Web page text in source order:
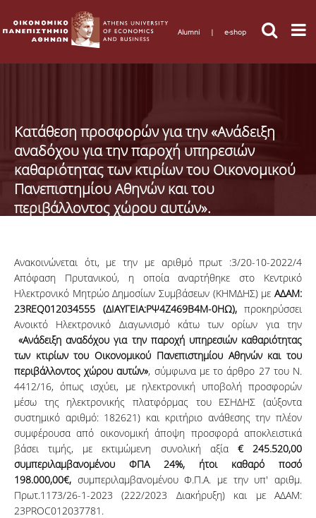
Alumni | e-shop
Κατάθεση προσφορών για την «Ανάδειξη
αναδόχου για την παροχή υπηρεσιών
καθαριότητας των κτιρίων του Οικονομικού
Πανεπιστημίου Αθηνών και του
περιβάλλοντος χώρου αυτών».
Ανακοινώνεται ότι, με την με αριθμό πρωτ :3/20-10-2022/4
Απόφαση Πρυτανικού, η οποία αναρτήθηκε στο Κεντρικό
Ηλεκτρονικό Μητρώο Δημοσίων Συμβάσεων (ΚΗΜΔΗΣ) με ΑΔΑΜ:
23REQ012034555 (ΔΙΑΥΓΕΙΑ:ΡΨ4Ζ469Β4Μ-0ΗΩ),προκηρύσσει
Ανοικτό Ηλεκτρονικό Διαγωνισμό κάτω των ορίων για την
«Ανάδειξη αναδόχου για την παροχή υπηρεσιών καθαριότητας
των κτιρίων του Οικονομικού Πανεπιστημίου Αθηνών και του
περιβάλλοντος χώρου αυτών», σύμφωνα με το άρθρο 27 του Ν.
4412/16, όπως ισχύει, με ηλεκτρονική υποβολή προσφορών
μέσω της ηλεκτρονικής πλατφόρμας του ΕΣΗΔΗΣ (αύξοντα
συστημικό αριθμό: 182621) και κριτήριο ανάθεσης την πλέον
συμφέρουσα από οικονομική άποψη προσφορά αποκλειστικά
βάσει τιμής, με εκτιμώμενη συνολική αξία € 245.520,00
συμπεριλαμβανομένου ΦΠΑ 24%, ήτοι καθαρό ποσό
198.000,00€, συμπεριλαμβανομένου Φ.Π.Α. με την υπ' αριθμ.
Πρωτ.1173/26-1-2023 (222/2023 Διακήρυξη) και με ΑΔΑΜ:
23PROC012037781.